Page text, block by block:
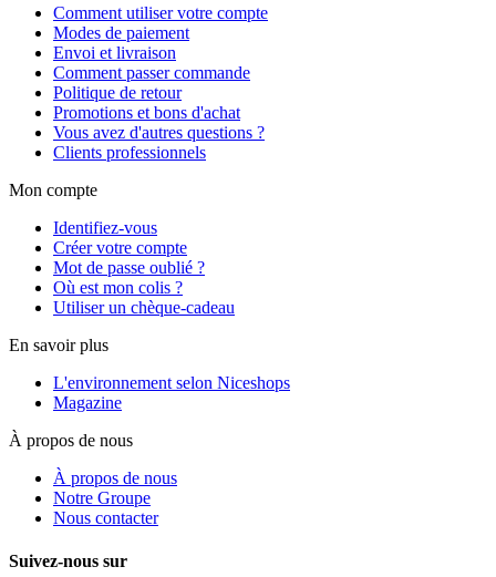
Comment utiliser votre compte
Modes de paiement
Envoi et livraison
Comment passer commande
Politique de retour
Promotions et bons d'achat
Vous avez d'autres questions ?
Clients professionnels
Mon compte
Identifiez-vous
Créer votre compte
Mot de passe oublié ?
Où est mon colis ?
Utiliser un chèque-cadeau
En savoir plus
L'environnement selon Niceshops
Magazine
À propos de nous
À propos de nous
Notre Groupe
Nous contacter
Suivez-nous sur